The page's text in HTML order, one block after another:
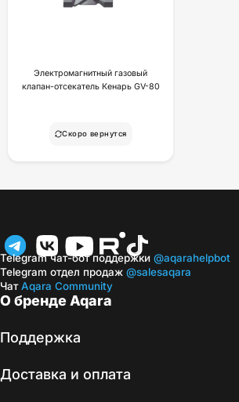
Электромагнитный газовый
клапан-отсекатель Кенарь GV-80
Скоро вернутся
О бренде Aqara
Поддержка
Доставка и оплата
Telegram чат-бот поддержки @aqarahelpbot
Telegram отдел продаж @salesaqara
ЧатAqara Community